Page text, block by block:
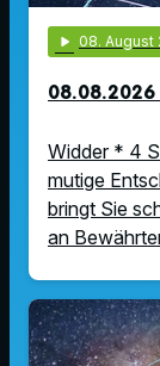
play_arrow 08. August
Widder * 4
mutige
bringt Sie
an